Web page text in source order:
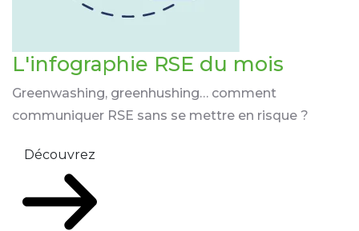
L'infographie RSE du mois
Greenwashing, greenhushing… comment
communiquer RSE sans se mettre en risque ?
Découvrez